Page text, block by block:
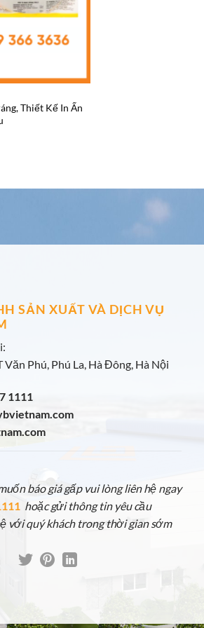
Thiết Kế In Ấn
SẢN XUẤT VÀ DỊCH VỤ
Văn Phú, Phú La, Hà Đông, Hà Nội
1111
báo giá gấp vui lòng liên hệ ngay
hoặc gửi thông tin yêu cầu
với quý khách trong thời gian sớm